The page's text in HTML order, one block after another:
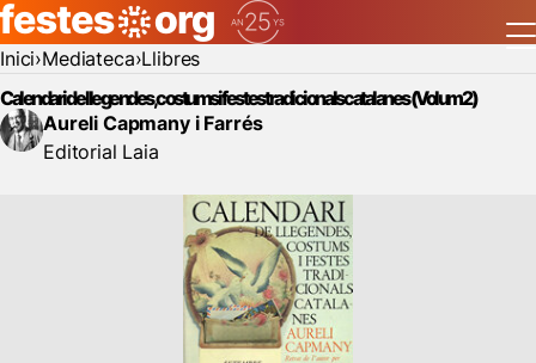
Inici Mediateca Llibres
Calendari de llegendes, costums i festes tradicionals catalanes (Volum 2)
Aureli Capmany i Farrés
Editorial Laia